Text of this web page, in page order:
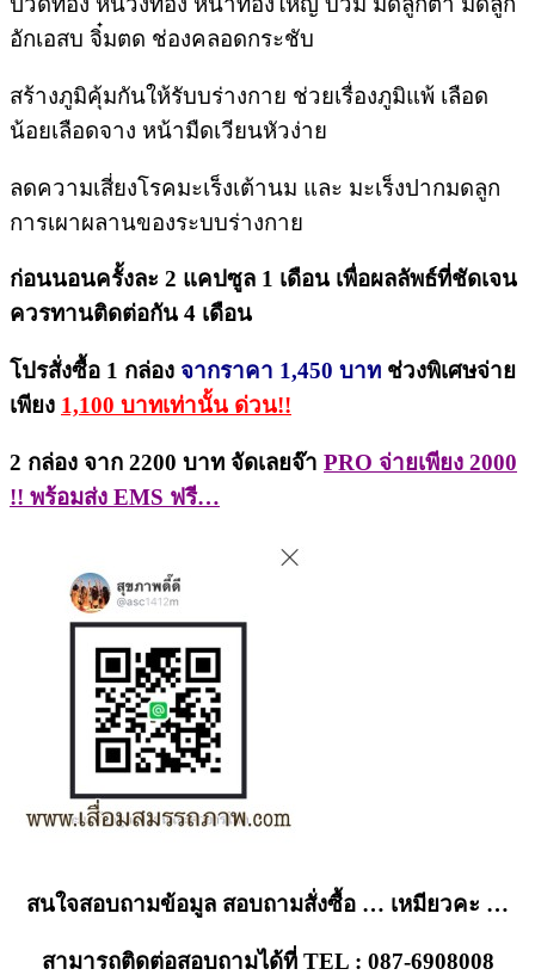
อักเอสบ จิ๋มตด ช่องคลอดกระชับ
สร้างภูมิคุ้มกันให้รับบร่างกาย ช่วยเรื่องภูมิแพ้ เลือด
น้อยเลือดจาง หน้ามืดเวียนหัวง่าย
ลดความเสี่ยงโรคมะเร็งเต้านม และ มะเร็งปากมดลูก
การเผาผลานของระบบร่างกาย
ก่อนนอนครั้งละ 2 แคปซูล 1 เดือน เพื่อผลลัพธ์ที่ชัดเจน
ควรทานติดต่อกัน 4 เดือน
โปรสั่งซื้อ 1 กล่อง จากราคา 1,450 บาท ช่วงพิเศษจ่าย
เพียง 1,100 บาทเท่านั้น ด่วน!!
2 กล่อง จาก 2200 บาท จัดเลยจ๊า PRO จ่ายเพียง 2000
!! พร้อมส่ง EMS ฟรี…
สนใจสอบถามข้อมูล สอบถามสั่งซื้อ … เหมียวคะ …
สามารถติดต่อสอบถามได้ที่ TEL : 087-6908008